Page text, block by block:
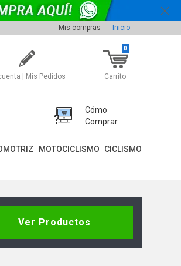
Mis compras Inicio
| Mis Pedidos Carrito
0
Cómo
Comprar
MOTOCICLISMO CICLISMO
Ver Productos